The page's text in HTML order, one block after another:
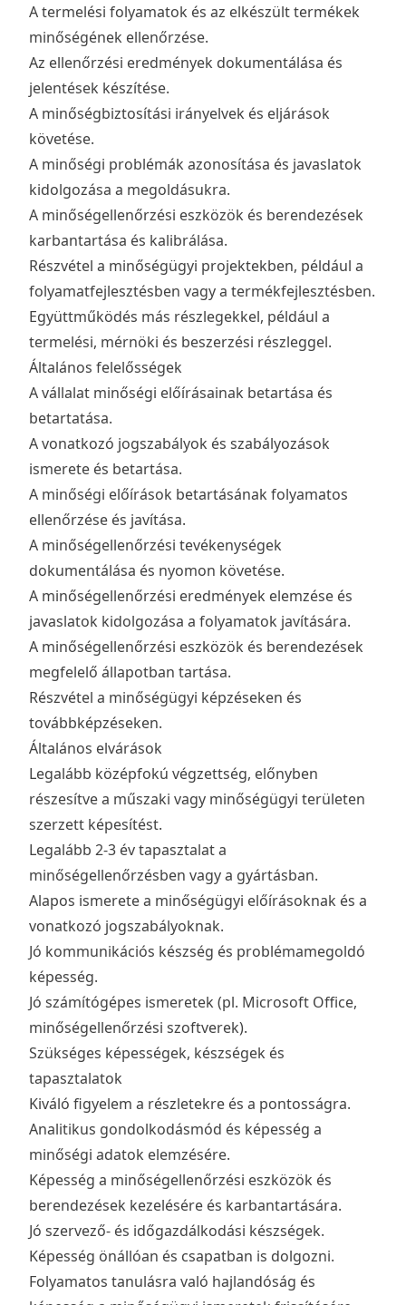
A termelési folyamatok és az elkészült termékek
minőségének ellenőrzése.
Az ellenőrzési eredmények dokumentálása és
jelentések készítése.
A minőségbiztosítási irányelvek és eljárások
követése.
A minőségi problémák azonosítása és javaslatok
kidolgozása a megoldásukra.
A minőségellenőrzési eszközök és berendezések
karbantartása és kalibrálása.
Részvétel a minőségügyi projektekben, például a
folyamatfejlesztésben vagy a termékfejlesztésben.
Együttműködés más részlegekkel, például a
termelési, mérnöki és beszerzési részleggel.
Általános felelősségek
A vállalat minőségi előírásainak betartása és
betartatása.
A vonatkozó jogszabályok és szabályozások
ismerete és betartása.
A minőségi előírások betartásának folyamatos
ellenőrzése és javítása.
A minőségellenőrzési tevékenységek
dokumentálása és nyomon követése.
A minőségellenőrzési eredmények elemzése és
javaslatok kidolgozása a folyamatok javítására.
A minőségellenőrzési eszközök és berendezések
megfelelő állapotban tartása.
Részvétel a minőségügyi képzéseken és
továbbképzéseken.
Általános elvárások
Legalább középfokú végzettség, előnyben
részesítve a műszaki vagy minőségügyi területen
szerzett képesítést.
Legalább 2-3 év tapasztalat a
minőségellenőrzésben vagy a gyártásban.
Alapos ismerete a minőségügyi előírásoknak és a
vonatkozó jogszabályoknak.
Jó kommunikációs készség és problémamegoldó
képesség.
Jó számítógépes ismeretek (pl. Microsoft Office,
minőségellenőrzési szoftverek).
Szükséges képességek, készségek és
tapasztalatok
Kiváló figyelem a részletekre és a pontosságra.
Analitikus gondolkodásmód és képesség a
minőségi adatok elemzésére.
Képesség a minőségellenőrzési eszközök és
berendezések kezelésére és karbantartására.
Jó szervező- és időgazdálkodási készségek.
Képesség önállóan és csapatban is dolgozni.
Folyamatos tanulásra való hajlandóság és